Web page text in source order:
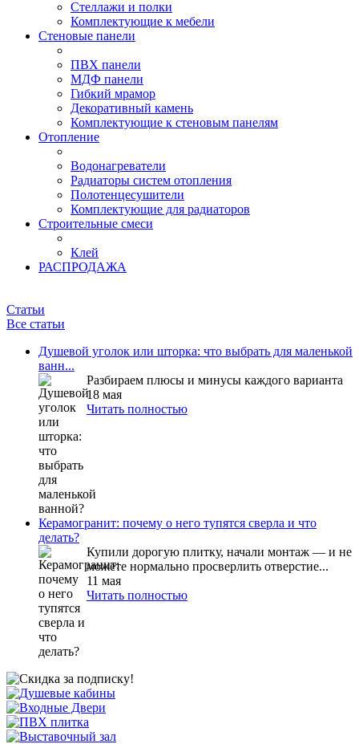
Стеллажи и полки
Комплектующие к мебели
Стеновые панели
ПВХ панели
МДФ панели
Гибкий мрамор
Декоративный камень
Комплектующие к стеновым панелям
Отопление
Водонагреватели
Радиаторы систем отопления
Полотенцесушители
Комплектующие для радиаторов
Строительные смеси
Клей
РАСПРОДАЖА
Статьи
Все статьи
Душевой уголок или шторка: что выбрать для маленькой
ванн...
Разбираем плюсы и минусы каждого варианта
18 мая
Читать полностью
Керамогранит: почему о него тупятся сверла и что
делать?
Купили дорогую плитку, начали монтаж — и не
можете нормально просверлить отверстие...
11 мая
Читать полностью